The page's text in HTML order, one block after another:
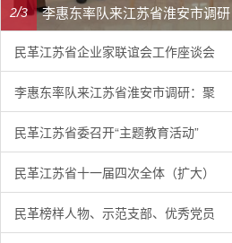
2/3
民革江苏省企业家联谊会工作座谈会
李惠东率队来江苏省淮安市调研：聚
民革江苏省委召开“主题教育活动”
民革江苏省十一届四次全体（扩大）
民革榜样人物、示范支部、优秀党员